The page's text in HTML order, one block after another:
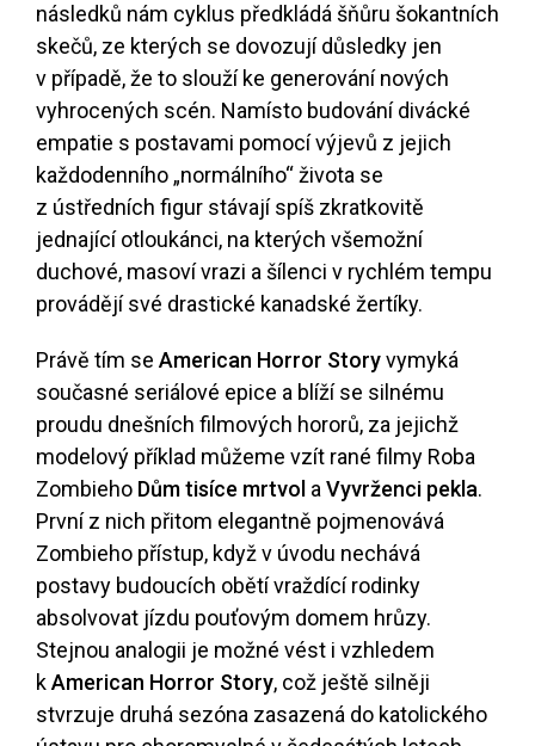
následků nám cyklus předkládá šňůru šokantních
skečů, ze kterých se dovozují důsledky jen
v případě, že to slouží ke generování nových
vyhrocených scén. Namísto budování divácké
empatie s postavami pomocí výjevů z jejich
každodenního „normálního“ života se
z ústředních figur stávají spíš zkratkovitě
jednající otloukánci, na kterých všemožní
duchové, masoví vrazi a šílenci v rychlém tempu
provádějí své drastické kanadské žertíky.
Právě tím se American Horror Storyvymyká
současné seriálové epice a blíží se silnému
proudu dnešních filmových hororů, za jejichž
modelový příklad můžeme vzít rané filmy Roba
Zombieho Dům tisíce mrtvol aVyvrženci pekla.
První z nich přitom elegantně pojmenovává
Zombieho přístup, když v úvodu nechává
postavy budoucích obětí vraždící rodinky
absolvovat jízdu pouťovým domem hrůzy.
Stejnou analogii je možné vést i vzhledem
kAmerican Horror Story, což ještě silněji
stvrzuje druhá sezóna zasazená do katolického